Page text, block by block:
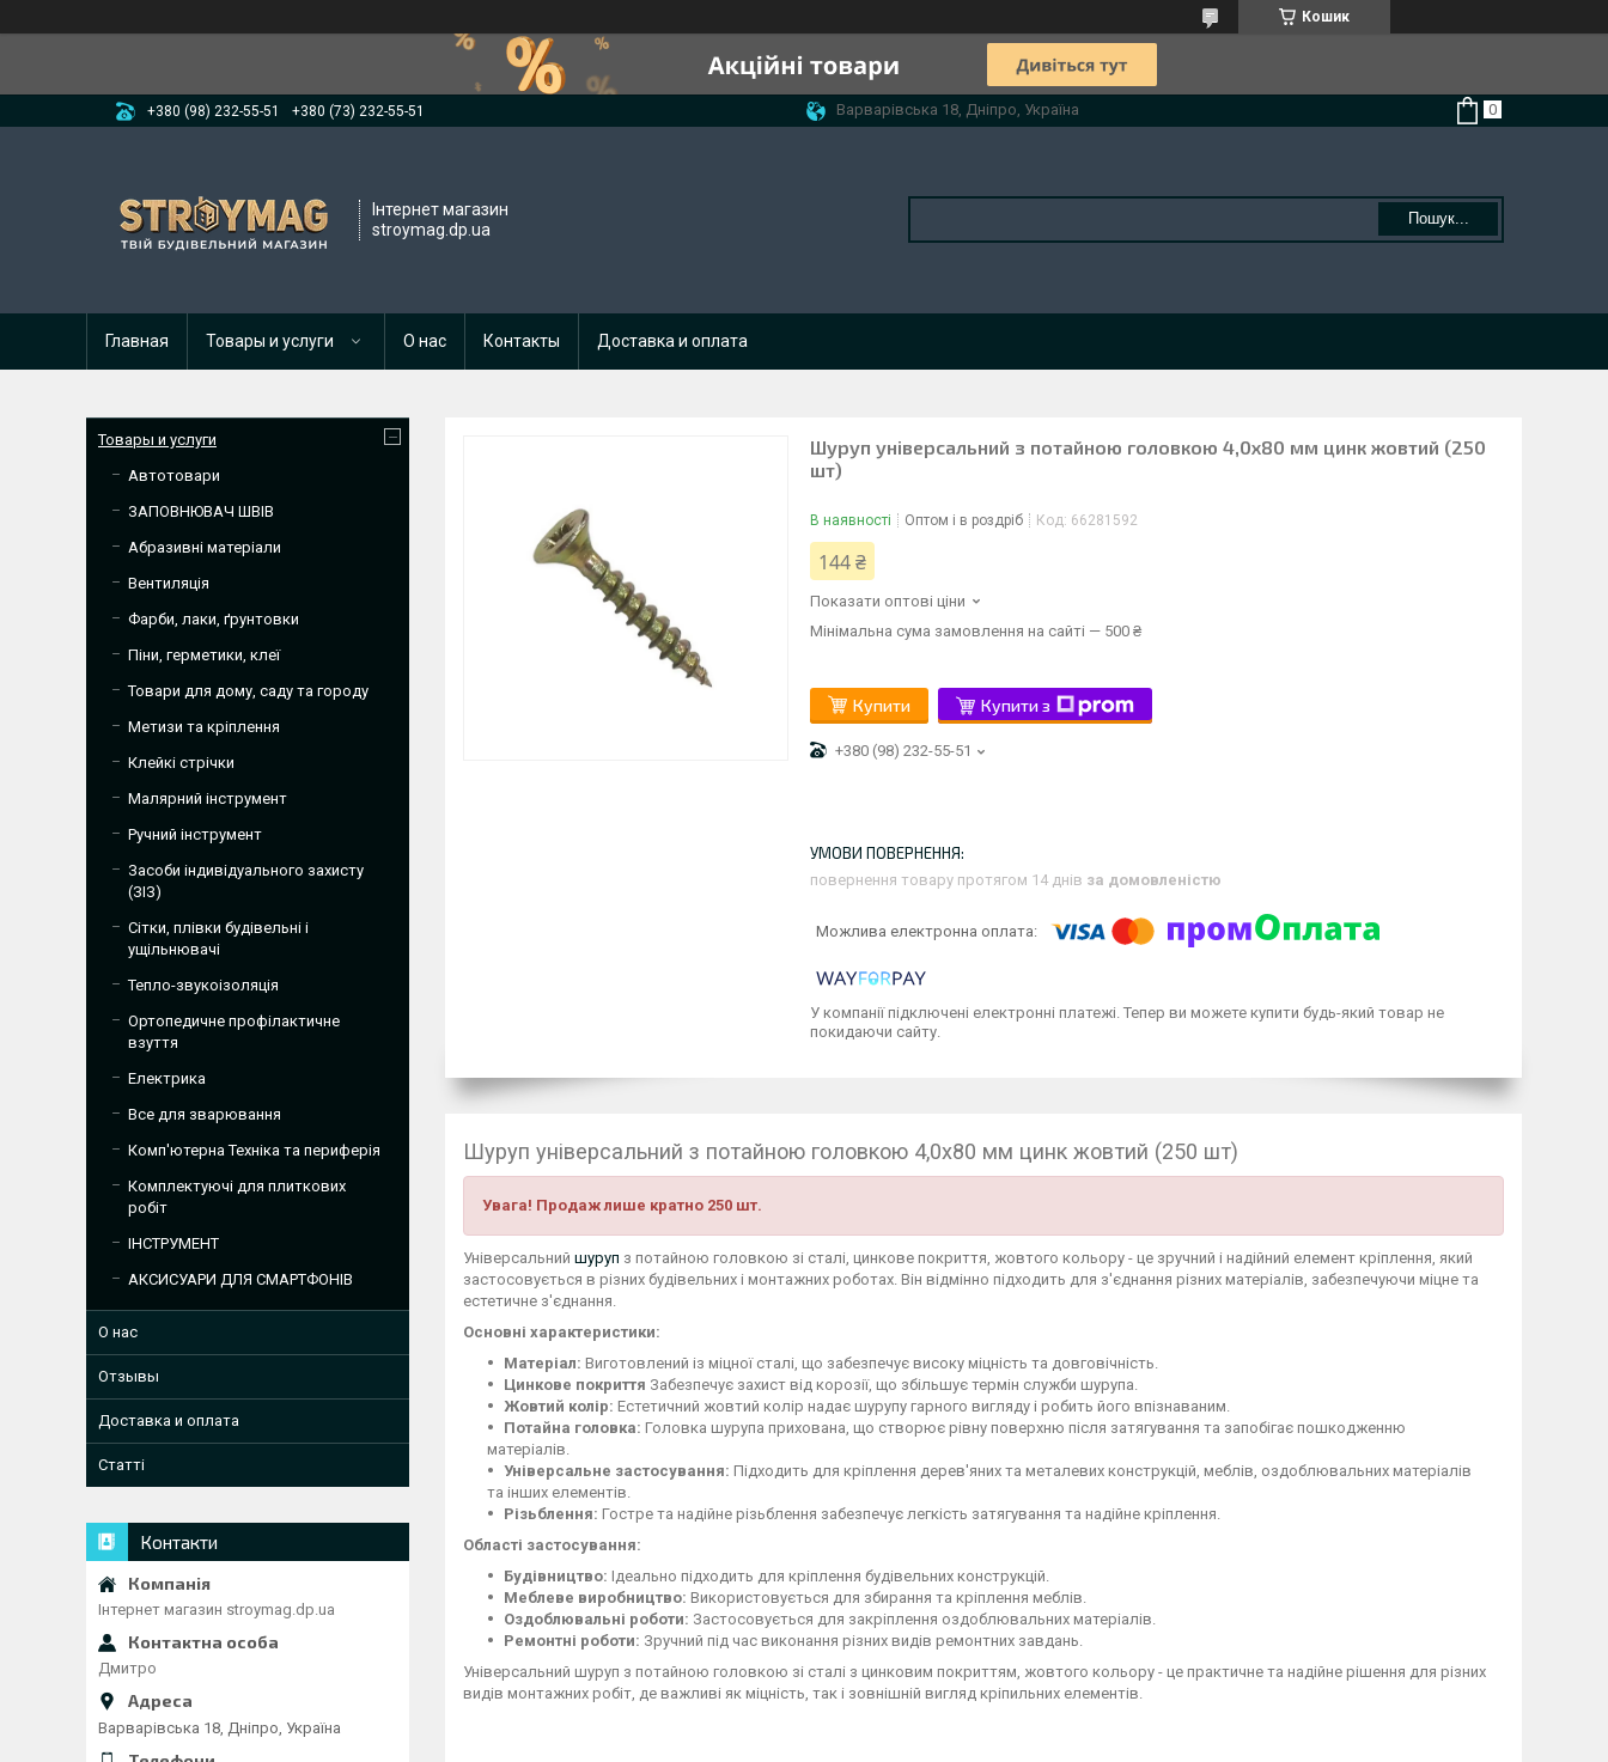
Кошик
+380 (98) 232-55-51 +380 (73) 232-55-51 Варварівська 18, Дніпро, Україна
Інтернет магазин
stroymag.dp.ua
Пошук...
Главная Товары и услуги О нас Контакты Доставка и оплата
Шуруп універсальний з потайною головкою 4,0х80 мм цинк жовтий (250
шт)
В наявності Оптом і в роздріб Код: 66281592
144 ₴
Показати оптові ціни
Мінімальна сума замовлення на сайті — 500 ₴
Купити Купити з
+380 (98) 232-55-51
повернення товару протягом 14 днів за домовленістю
У компанії підключені електронні платежі. Тепер ви можете купити будь-який товар не
покидаючи сайту.
Шуруп універсальний з потайною головкою 4,0х80 мм цинк жовтий (250 шт)
Увага! Продаж лише кратно 250 шт.
Універсальний шуруп з потайною головкою зі сталі, цинкове покриття, жовтого кольору - це зручний і надійний елемент кріплення, який
застосовується в різних будівельних і монтажних роботах. Він відмінно підходить для з'єднання різних матеріалів, забезпечуючи міцне та
естетичне з'єднання.
Основні характеристики:
Матеріал: Виготовлений із міцної сталі, що забезпечує високу міцність та довговічність.
Цинкове покриття Забезпечує захист від корозії, що збільшує термін служби шурупа.
Жовтий колір: Естетичний жовтий колір надає шурупу гарного вигляду і робить його впізнаваним.
Потайна головка: Головка шурупа прихована, що створює рівну поверхню після затягування та запобігає пошкодженню
матеріалів.
Універсальне застосування: Підходить для кріплення дерев'яних та металевих конструкцій, меблів, оздоблювальних матеріалів
та інших елементів.
Різьблення: Гостре та надійне різьблення забезпечує легкість затягування та надійне кріплення.
Області застосування:
Будівництво: Ідеально підходить для кріплення будівельних конструкцій.
Меблеве виробництво: Використовується для збирання та кріплення меблів.
Оздоблювальні роботи: Застосовується для закріплення оздоблювальних матеріалів.
Ремонтні роботи: Зручний під час виконання різних видів ремонтних завдань.
Універсальний шуруп з потайною головкою зі сталі з цинковим покриттям, жовтого кольору - це практичне та надійне рішення для різних
видів монтажних робіт, де важливі як міцність, так і зовнішній вигляд кріпильних елементів.
Товары и услуги
Автотовари
ЗАПОВНЮВАЧ ШВІВ
Абразивні матеріали
Вентиляція
Фарби, лаки, ґрунтовки
Піни, герметики, клеї
Товари для дому, саду та городу
Метизи та кріплення
Клейкі стрічки
Малярний інструмент
Ручний інструмент
Засоби індивідуального захисту
(ЗІЗ)
Сітки, плівки будівельні і
ущільнювачі
Тепло-звукоізоляція
Ортопедичне профілактичне
взуття
Електрика
Все для зварювання
Комп'ютерна Техніка та периферія
Комплектуючі для плиткових
робіт
ІНСТРУМЕНТ
АКСИСУАРИ ДЛЯ СМАРТФОНІВ
О нас
Отзывы
Доставка и оплата
Статті
Контакти
Інтернет магазин stroymag.dp.ua
Дмитро
Варварівська 18, Дніпро, Україна